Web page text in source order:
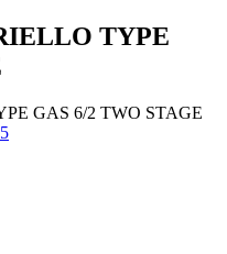
TYPE
GAS 6/2 TWO STAGE